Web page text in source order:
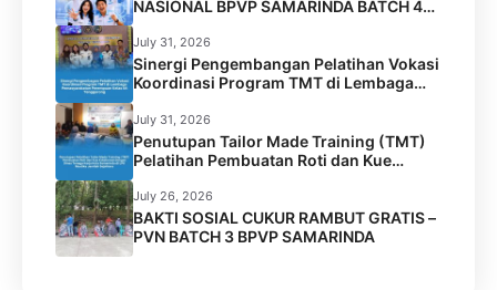
NASIONAL BPVP SAMARINDA BATCH 4
RESMI DIBUKA!
July 31, 2026
Sinergi Pengembangan Pelatihan Vokasi
Koordinasi Program TMT di Lembaga
Permasyarakatan Perempuan Kelas IIA
Tenggarong
July 31, 2026
Penutupan Tailor Made Training (TMT)
Pelatihan Pembuatan Roti dan Kue
Kolaborasi BPVP Samarinda dengan
Disnaker Kota Samarinda di LPK Mustika
Jamilah Sejahtera
July 26, 2026
BAKTI SOSIAL CUKUR RAMBUT GRATIS –
PVN BATCH 3 BPVP SAMARINDA